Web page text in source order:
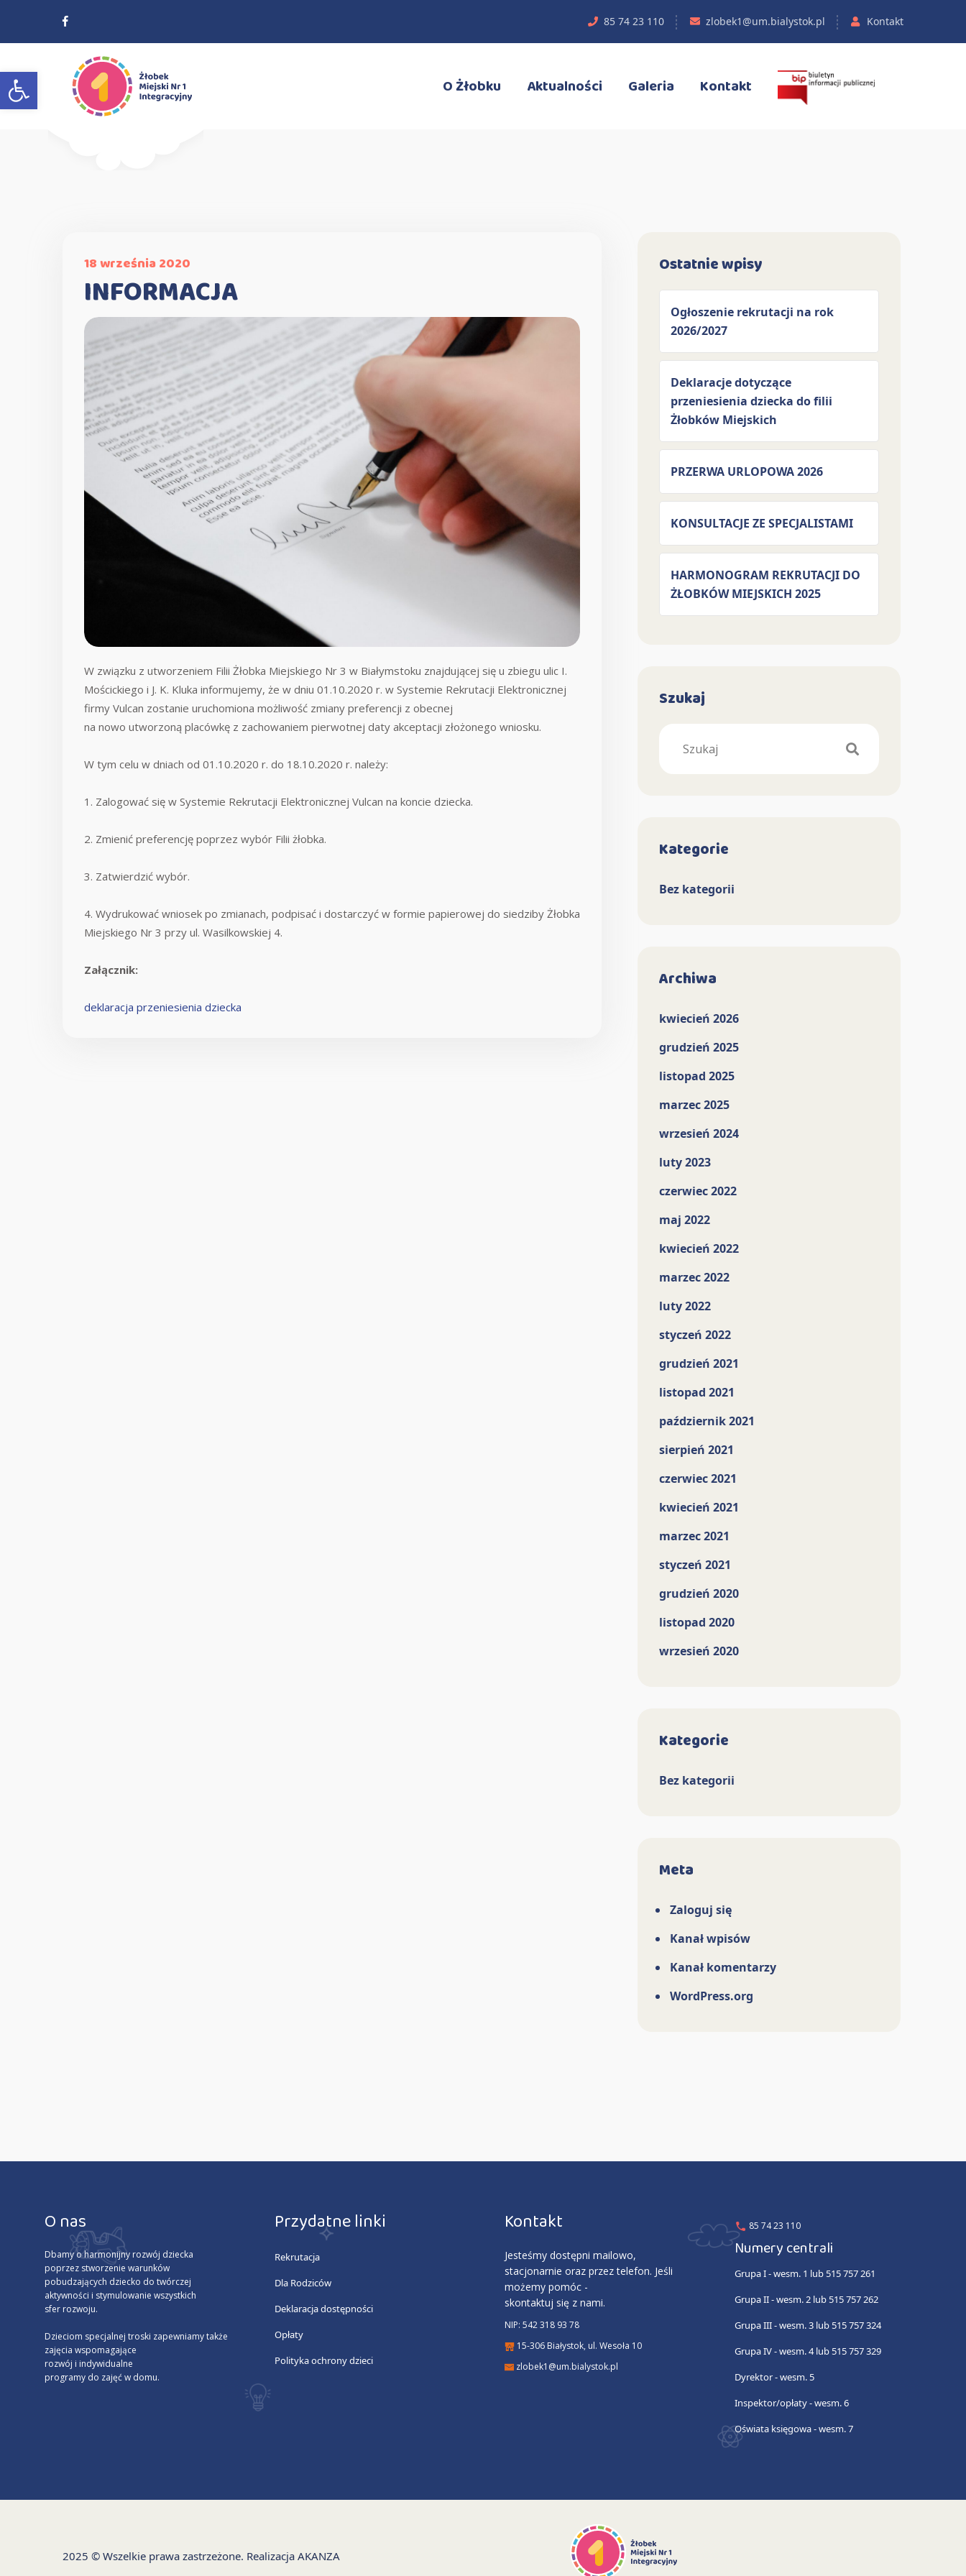
Otwórz pasek narzędzi
85 74 23 110 zlobek1@um.bialystok.pl Kontakt
O Żłobku Aktualności Galeria Kontakt
18 września 2020
INFORMACJA
W związku z utworzeniem Filii Żłobka Miejskiego Nr 3 w Białymstoku znajdującej się u zbiegu ulic I.
Mościckiego i J. K. Kluka informujemy, że w dniu 01.10.2020 r. w Systemie Rekrutacji Elektronicznej
firmy Vulcan zostanie uruchomiona możliwość zmiany preferencji z obecnej
na nowo utworzoną placówkę z zachowaniem pierwotnej daty akceptacji złożonego wniosku.
W tym celu w dniach od 01.10.2020 r. do 18.10.2020 r. należy:
1. Zalogować się w Systemie Rekrutacji Elektronicznej Vulcan na koncie dziecka.
2. Zmienić preferencję poprzez wybór Filii żłobka.
3. Zatwierdzić wybór.
4. Wydrukować wniosek po zmianach, podpisać i dostarczyć w formie papierowej do siedziby Żłobka
Miejskiego Nr 3 przy ul. Wasilkowskiej 4.
Załącznik:
deklaracja przeniesienia dziecka
Ostatnie wpisy
Ogłoszenie rekrutacji na rok
2026/2027
Deklaracje dotyczące
przeniesienia dziecka do filii
Żłobków Miejskich
PRZERWA URLOPOWA 2026
KONSULTACJE ZE SPECJALISTAMI
HARMONOGRAM REKRUTACJI DO
ŻŁOBKÓW MIEJSKICH 2025
Szukaj
Kategorie
Bez kategorii
Archiwa
kwiecień 2026
grudzień 2025
listopad 2025
marzec 2025
wrzesień 2024
luty 2023
czerwiec 2022
maj 2022
kwiecień 2022
marzec 2022
luty 2022
styczeń 2022
grudzień 2021
listopad 2021
październik 2021
sierpień 2021
czerwiec 2021
kwiecień 2021
marzec 2021
styczeń 2021
grudzień 2020
listopad 2020
wrzesień 2020
Kategorie
Bez kategorii
Meta
Zaloguj się
Kanał wpisów
Kanał komentarzy
WordPress.org
O nas
Dbamy o harmonijny rozwój dziecka
poprzez stworzenie warunków
pobudzających dziecko do twórczej
aktywności i stymulowanie wszystkich
sfer rozwoju.
Dzieciom specjalnej troski zapewniamy także
zajęcia wspomagające
rozwój i indywidualne
programy do zajęć w domu.
Przydatne linki
Rekrutacja
Dla Rodziców
Deklaracja dostępności
Opłaty
Polityka ochrony dzieci
Kontakt
Jesteśmy dostępni mailowo,
stacjonarnie oraz przez telefon. Jeśli
możemy pomóc -
skontaktuj się z nami.
NIP: 542 318 93 78
15-306 Białystok, ul. Wesoła 10
zlobek1@um.bialystok.pl
85 74 23 110
Numery centrali
Grupa I - wesm. 1 lub 515 757 261
Grupa II - wesm. 2 lub 515 757 262
Grupa III - wesm. 3 lub 515 757 324
Grupa IV - wesm. 4 lub 515 757 329
Dyrektor - wesm. 5
Inspektor/opłaty - wesm. 6
Oświata księgowa - wesm. 7
2025 © Wszelkie prawa zastrzeżone. Realizacja AKANZA